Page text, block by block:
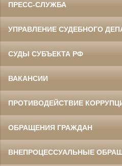
ПРЕСС-СЛУЖБА
УПРАВЛЕНИЕ СУДЕБНОГО
СУДЫ СУБЪЕКТА РФ
ВАКАНСИИ
ПРОТИВОДЕЙСТВИЕ
ОБРАЩЕНИЯ ГРАЖДАН
ВНЕПРОЦЕССУАЛЬНЫЕ